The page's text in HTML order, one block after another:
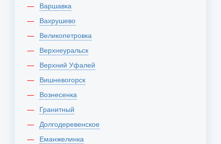
Варшавка
Вахрушево
Великопетровка
Верхнеуральск
Верхний Уфалей
Вишневогорск
Вознесенка
Гранитный
Долгодеревенское
Еманжелинка